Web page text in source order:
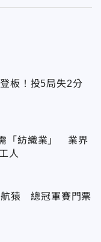
板！投5局失2分
「紡織業」 業界
人
航猿 總冠軍賽門票